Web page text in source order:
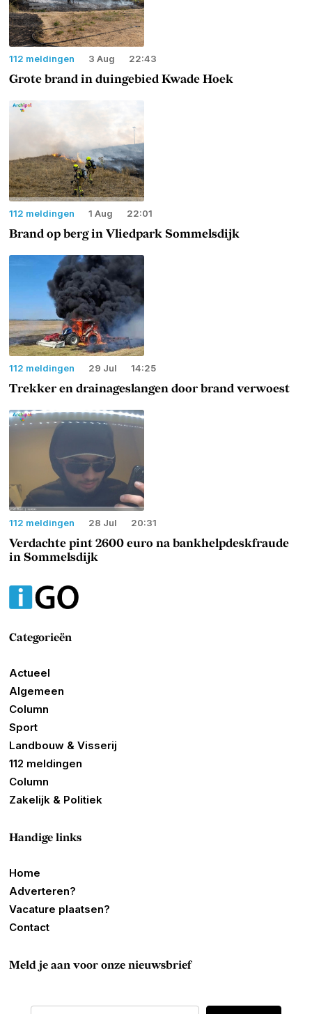
112 meldingen 3 Aug 22:43
Grote brand in duingebied Kwade Hoek
112 meldingen 1 Aug 22:01
Brand op berg in Vliedpark Sommelsdijk
112 meldingen 29 Jul 14:25
Trekker en drainageslangen door brand verwoest
112 meldingen 28 Jul 20:31
Verdachte pint 2600 euro na bankhelpdeskfraude
in Sommelsdijk
Categorieën
Actueel
Algemeen
Column
Sport
Landbouw & Visserij
112 meldingen
Column
Zakelijk & Politiek
Handige links
Home
Adverteren?
Vacature plaatsen?
Contact
Meld je aan voor onze nieuwsbrief